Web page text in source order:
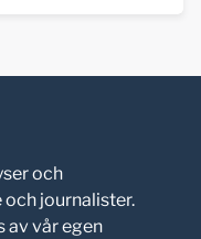
och
journalister.
av vår egen